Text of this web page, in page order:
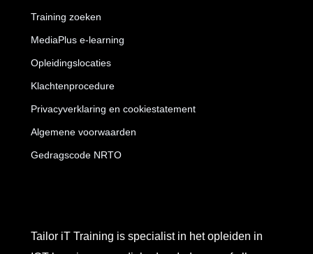
Tailor iT Training is specialist in het opleiden in
Training zoeken
MediaPlus e-learning
Opleidingslocaties
Klachtenprocedure
Privacyverklaring en cookiestatement
Algemene voorwaarden
Gedragscode NRTO